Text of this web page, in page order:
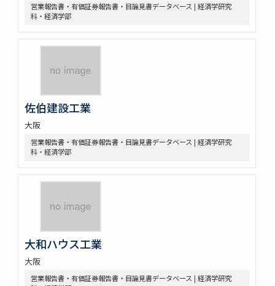
営業報告書・有価証券報告書・目論見書データベース | 経済学研究
科・経済学部
佐伯建設工業
大阪
営業報告書・有価証券報告書・目論見書データベース | 経済学研究
科・経済学部
大和ハウス工業
大阪
営業報告書・有価証券報告書・目論見書データベース | 経済学研究